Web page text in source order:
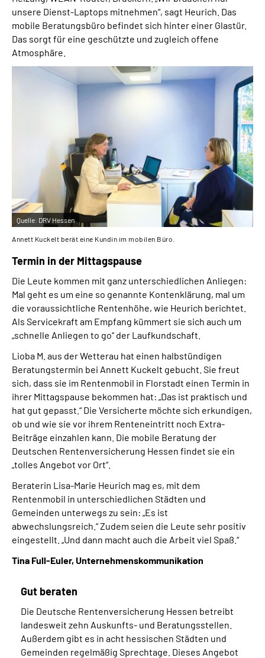
unsere Dienst-Laptops mitnehmen“, sagt Heurich. Das
mobile Beratungsbüro befindet sich hinter einer Glastür.
Das sorgt für eine geschützte und zugleich offene
Atmosphäre.
Quelle: DRV Hessen
Annett Kuckelt berät eine Kundin im mobilen Büro.
Termin in der Mittagspause
Die Leute kommen mit ganz unterschiedlichen Anliegen:
Mal geht es um eine so genannte Kontenklärung, mal um
die voraussichtliche Rentenhöhe, wie Heurich berichtet.
Als Servicekraft am Empfang kümmert sie sich auch um
„schnelle Anliegen to go“ der Laufkundschaft.
Lioba M. aus der Wetterau hat einen halbstündigen
Beratungstermin bei Annett Kuckelt gebucht. Sie freut
sich, dass sie im Rentenmobil in Florstadt einen Termin in
ihrer Mittagspause bekommen hat: „Das ist praktisch und
hat gut gepasst.“ Die Versicherte möchte sich erkundigen,
ob und wie sie vor ihrem Renteneintritt noch Extra-
Beiträge einzahlen kann. Die mobile Beratung der
Deutschen Rentenversicherung Hessen findet sie ein
„tolles Angebot vor Ort“.
Beraterin Lisa-Marie Heurich mag es, mit dem
Rentenmobil in unterschiedlichen Städten und
Gemeinden unterwegs zu sein: „Es ist
abwechslungsreich.“ Zudem seien die Leute sehr positiv
eingestellt. „Und dann macht auch die Arbeit viel Spaß.“
Tina Full-Euler, Unternehmenskommunikation
Gut beraten
Die Deutsche Rentenversicherung Hessen betreibt
landesweit zehn Auskunfts- und Beratungsstellen.
Außerdem gibt es in acht hessischen Städten und
Gemeinden regelmäßig Sprechtage. Dieses Angebot